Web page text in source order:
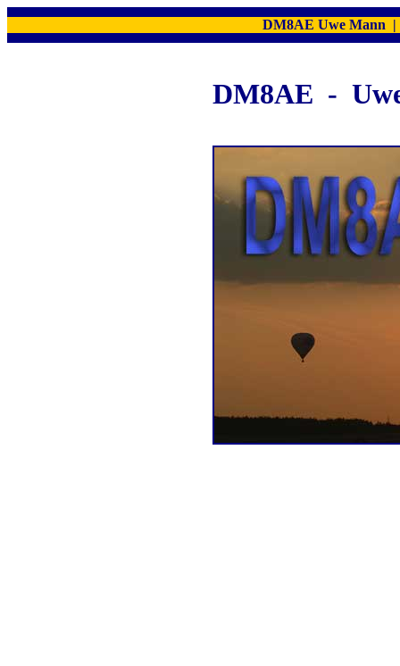
DM8AE Uwe Mann
DM8AE -